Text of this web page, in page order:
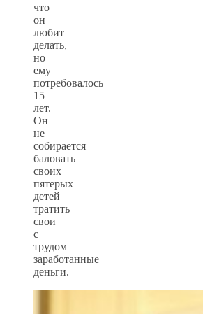
что
он
любит
делать,
но
ему
потребовалось
15
лет.
Он
не
собирается
баловать
своих
пятерых
детей
тратить
свои
с
трудом
заработанные
деньги.